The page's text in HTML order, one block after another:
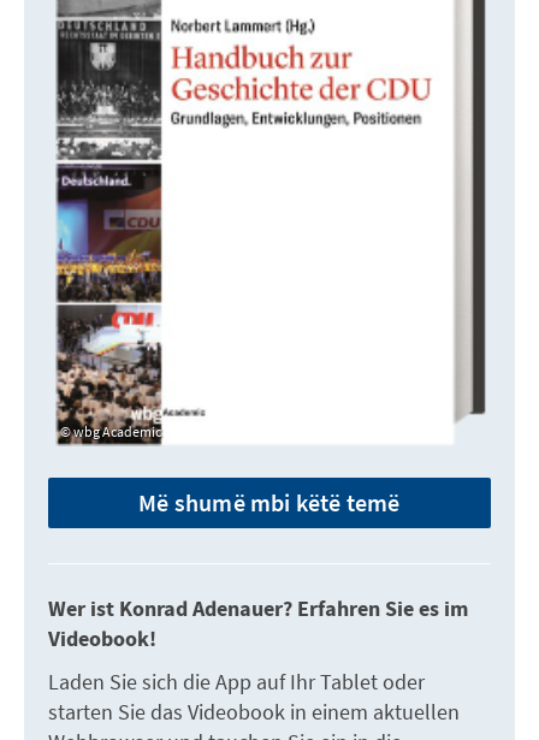
wbg Academic
Më shumë mbi këtë temë
Wer ist Konrad Adenauer? Erfahren Sie es im
Videobook!
Laden Sie sich die App auf Ihr Tablet oder
starten Sie das Videobook in einem aktuellen